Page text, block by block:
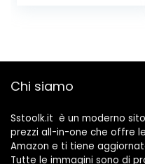
Chi siamo
Sstoolk.it è un moderno
prezzi all-in-one che offre
Amazon e ti tiene
Tutte le immagini sono di